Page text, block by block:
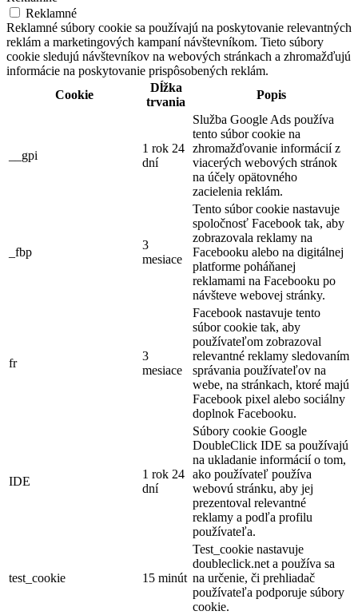
Reklamné
Reklamné súbory cookie sa používajú na poskytovanie relevantných
reklám a marketingových kampaní návštevníkom. Tieto súbory
cookie sledujú návštevníkov na webových stránkach a zhromažďujú
informácie na poskytovanie prispôsobených reklám.
Cookie
Dĺžka
trvania
Popis
__gpi
1 rok 24
dní
Služba Google Ads používa
tento súbor cookie na
zhromažďovanie informácií z
viacerých webových stránok
na účely opätovného
zacielenia reklám.
_fbp
3
mesiace
Tento súbor cookie nastavuje
spoločnosť Facebook tak, aby
zobrazovala reklamy na
Facebooku alebo na digitálnej
platforme poháňanej
reklamami na Facebooku po
návšteve webovej stránky.
fr
3
mesiace
Facebook nastavuje tento
súbor cookie tak, aby
používateľom zobrazoval
relevantné reklamy sledovaním
správania používateľov na
webe, na stránkach, ktoré majú
Facebook pixel alebo sociálny
doplnok Facebooku.
IDE
1 rok 24
dní
Súbory cookie Google
DoubleClick IDE sa používajú
na ukladanie informácií o tom,
ako používateľ používa
webovú stránku, aby jej
prezentoval relevantné
reklamy a podľa profilu
používateľa.
test_cookie 15 minút
Test_cookie nastavuje
doubleclick.net a používa sa
na určenie, či prehliadač
používateľa podporuje súbory
cookie.